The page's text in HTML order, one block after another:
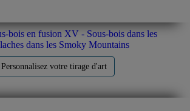
bois en fusion XV - Sous-bois dans les
dans les Smoky Mountains
Personnalisez votre tirage d'art